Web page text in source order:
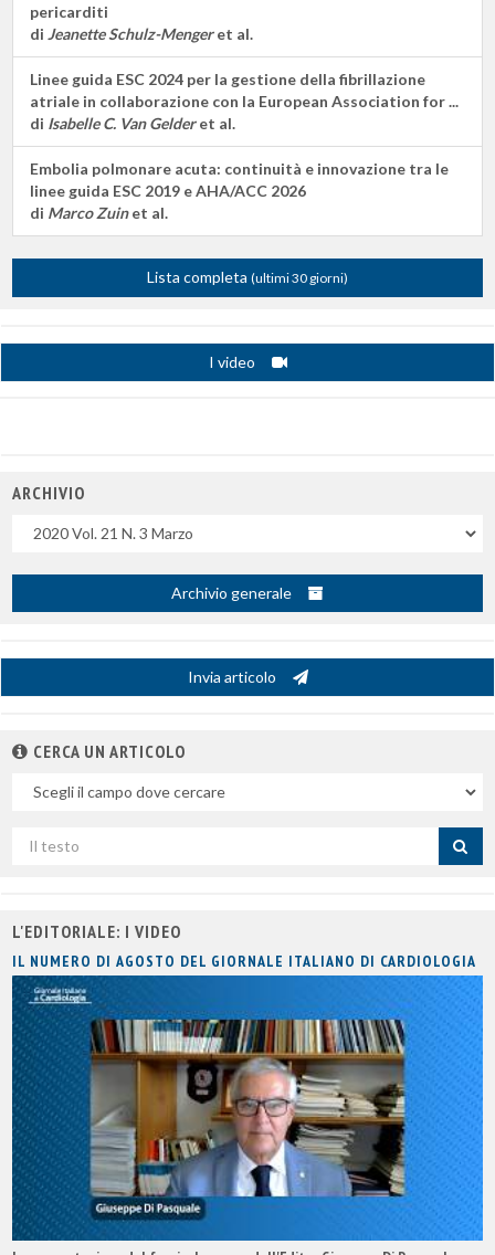
pericarditi
di Jeanette Schulz-Mengeret al.
Linee guida ESC 2024 per la gestione della fibrillazione
atriale in collaborazione con la European Association for ...
di Isabelle C. Van Gelderet al.
Embolia polmonare acuta: continuità e innovazione tra le
linee guida ESC 2019 e AHA/ACC 2026
di Marco Zuinet al.
Lista completa (ultimi 30 giorni)
I video
ARCHIVIO
Uscite
Archivio generale
Invia articolo
CERCA UN ARTICOLO
Nel
Cerca
L'EDITORIALE: I VIDEO
IL NUMERO DI AGOSTO DEL GIORNALE ITALIANO DI CARDIOLOGIA